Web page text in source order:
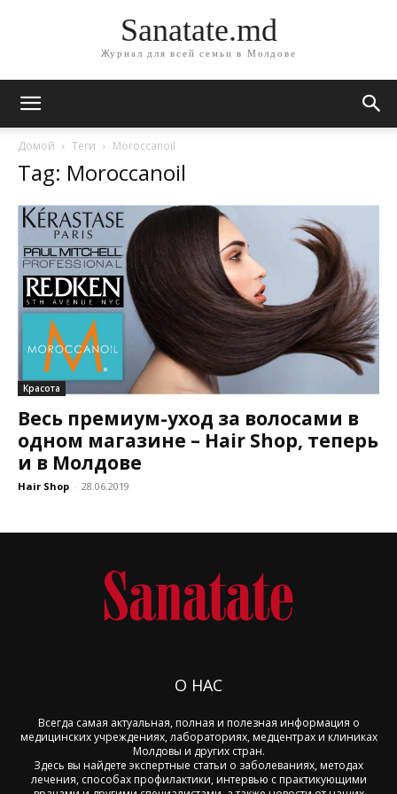
Sanatate.md
Журнал для всей семьи в Молдове
Домой Теги Moroccanoil
Tag: Moroccanoil
Красота
Весь премиум-уход за волосами в
одном магазине – Hair Shop, теперь
и в Молдове
Hair Shop - 28.06.2019
О НАС
Всегда самая актуальная, полная и полезная информация о
медицинских учреждениях, лабораториях, медцентрах и клиниках
Молдовы и других стран.
Здесь вы найдете экспертные статьи о заболеваниях, методах
лечения, способах профилактики, интервью с практикующими